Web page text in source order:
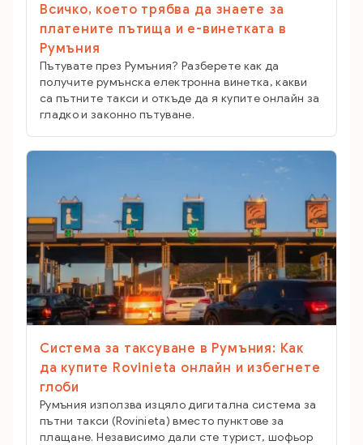
Всичко, което трябва да знаете за
платените пътища и е-винетката в
Румъния
Пътувате през Румъния? Разберете как да
получите румънска електронна винетка, какви
са пътните такси и откъде да я купите онлайн за
гладко и законно пътуване.
Система за таксуване в Румъния: Как
да купите Rovinieta онлайн и избегнете
глоби
Румъния използва изцяло дигитална система за
пътни такси (Rovinieta) вместо пунктове за
плащане. Независимо дали сте турист, шофьор